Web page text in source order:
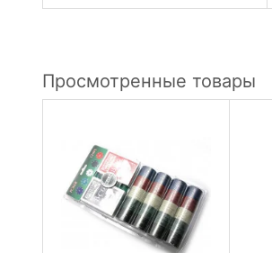
Просмотренные товары